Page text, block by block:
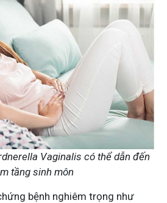
Vaginalis có thể dẫn đến
tầng sinh môn
bệnh nghiêm trọng như